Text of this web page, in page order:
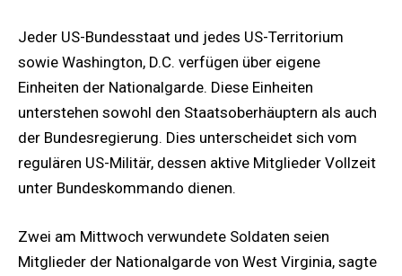
Jeder US-Bundesstaat und jedes US-Territorium
sowie Washington, D.C. verfügen über eigene
Einheiten der Nationalgarde. Diese Einheiten
unterstehen sowohl den Staatsoberhäuptern als auch
der Bundesregierung. Dies unterscheidet sich vom
regulären US-Militär, dessen aktive Mitglieder Vollzeit
unter Bundeskommando dienen.
Zwei am Mittwoch verwundete Soldaten seien
Mitglieder der Nationalgarde von West Virginia, sagte